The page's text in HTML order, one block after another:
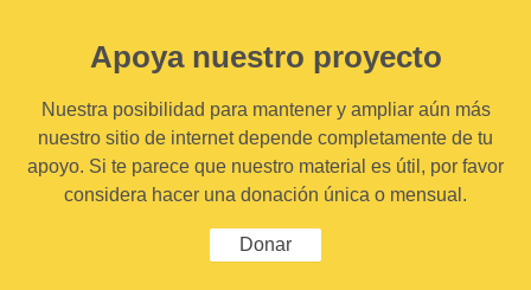
Apoya nuestro proyecto
Nuestra posibilidad para mantener y ampliar aún más
nuestro sitio de internet depende completamente de tu
apoyo. Si te parece que nuestro material es útil, por favor
considera hacer una donación única o mensual.
Donar